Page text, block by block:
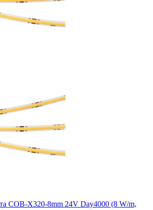
COB-X320-8mm 24V Day4000 (8 W/m,